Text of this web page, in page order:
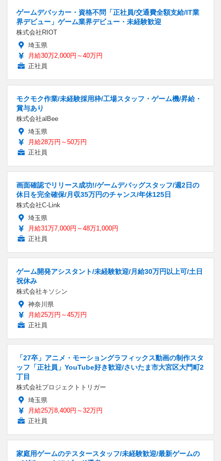
ゲームデバッカー・資格不問「正社員/交通費全額支給/IT業
界デビュー」ゲーム業界デビュー・未経験歓迎
株式会社RIOT
埼玉県
月給30万2,000円～40万円
正社員
モクモク作業/未経験採用枠/工場スタッフ・ゲーム機/昇給・
賞与あり
株式会社alBee
埼玉県
月給28万円～50万円
正社員
画面確認でリリース成功!/ゲームデバッグスタッフ/週2日の
休日を完全確保/月収35万円のチャンス/年休125日
株式会社C-Link
埼玉県
月給31万7,000円～48万1,000円
正社員
ゲーム開発アシスタント/未経験歓迎/月給30万円以上可/土日
祝休み
株式会社キソシン
神奈川県
月給25万円～45万円
正社員
「27卒」アニメ・モーショングラフィックス動画の制作スタ
ッフ「正社員」YouTube好き歓迎/さいたま市大宮区大門町2
丁目
株式会社プロジェクトトリガー
埼玉県
月給25万8,400円～32万円
正社員
家庭用ゲームのテスタースタッフ/未経験歓迎/最新ゲームの